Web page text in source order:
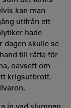
kan man
utifrån ett
hade
dagen skulle se
till rätta för
oavsett om
krigsutbrott.
in vad slumpen